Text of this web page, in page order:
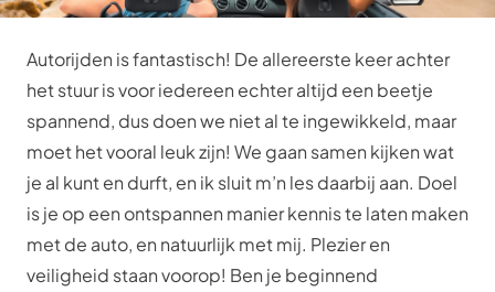
Autorijden is fantastisch! De allereerste keer achter
het stuur is voor iedereen echter altijd een beetje
spannend, dus doen we niet al te ingewikkeld, maar
moet het vooral leuk zijn! We gaan samen kijken wat
je al kunt en durft, en ik sluit m’n les daarbij aan. Doel
is je op een ontspannen manier kennis te laten maken
met de auto, en natuurlijk met mij. Plezier en
veiligheid staan voorop! Ben je beginnend